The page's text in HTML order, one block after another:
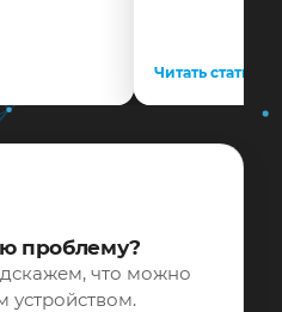
Читать статью
проблему?
что можно
устройством.